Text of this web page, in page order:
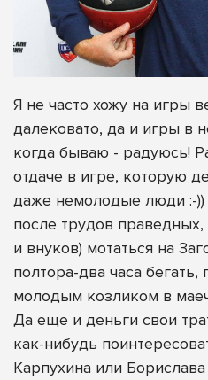
Я не часто хожу на игры
далековато, да и игры в
когда бываю - радуюсь!
отдаче в игре, которую
даже немолодые люди :-))
после трудов праведных,
и внуков) мотаться на
полтора-два часа бегать,
молодым козликом в
Да еще и деньги свои
как-нибудь
Карпухина или